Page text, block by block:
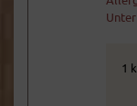
1